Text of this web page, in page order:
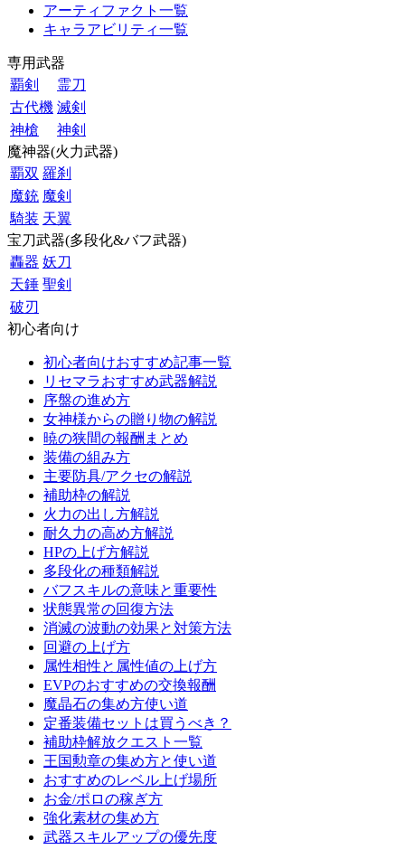
アーティファクト一覧
キャラアビリティ一覧
専用武器
覇剣
霊刀
古代機 滅剣
神槍
神剣
魔神器(火力武器)
覇双 羅刹
魔銃 魔剣
騎装 天翼
宝刀武器(多段化&バフ武器)
轟器 妖刀
天錘 聖剣
破刃
初心者向け
初心者向けおすすめ記事一覧
リセマラおすすめ武器解説
序盤の進め方
女神様からの贈り物の解説
暁の狭間の報酬まとめ
装備の組み方
主要防具/アクセの解説
補助枠の解説
火力の出し方解説
耐久力の高め方解説
HPの上げ方解説
多段化の種類解説
バフスキルの意味と重要性
状態異常の回復方法
消滅の波動の効果と対策方法
回避の上げ方
属性相性と属性値の上げ方
EVPのおすすめの交換報酬
魔晶石の集め方使い道
定番装備セットは買うべき？
補助枠解放クエスト一覧
王国勲章の集め方と使い道
おすすめのレベル上げ場所
お金/ポロの稼ぎ方
強化素材の集め方
武器スキルアップの優先度